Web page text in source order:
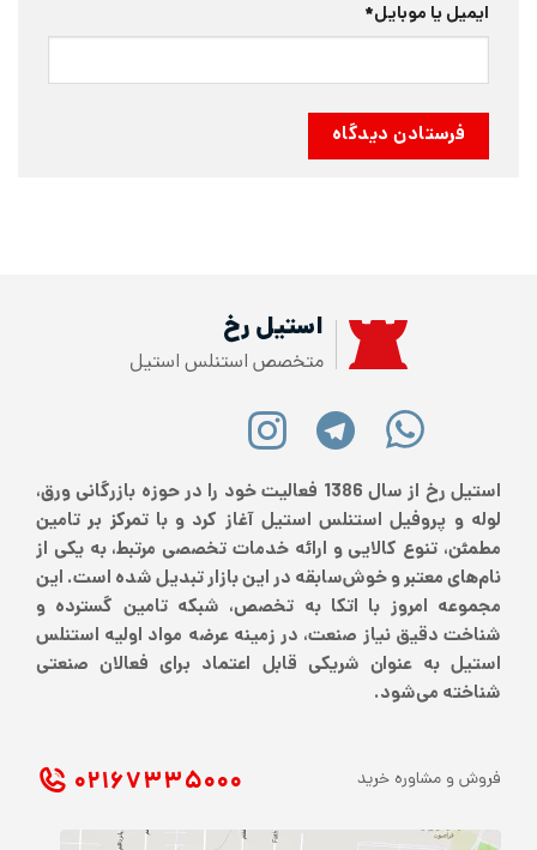
ایمیل یا موبایل*
استیل رخ
متخصص استنلس استیل
استیل رخ از سال 1386 فعالیت خود را در حوزه بازرگانی ورق،
لوله و پروفیل استنلس استیل آغاز کرد و با تمرکز بر تامین
مطمئن، تنوع کالایی و ارائه خدمات تخصصی مرتبط، به یکی از
نام‌های معتبر و خوش‌سابقه در این بازار تبدیل شده است. این
مجموعه امروز با اتکا به تخصص، شبکه تامین گسترده و
شناخت دقیق نیاز صنعت، در زمینه عرضه مواد اولیه استنلس
استیل به عنوان شریکی قابل اعتماد برای فعالان صنعتی
شناخته می‌شود.
فروش و مشاوره خرید ۰۲۱ ۶۷۳۳۵۰۰۰